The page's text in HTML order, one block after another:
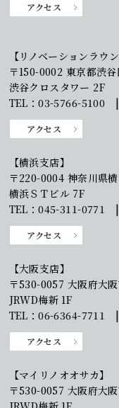
アクセス
【リノベーションラウン
〒150-0002 東京都渋
渋谷クロスタワー 2F
TEL：03-5766-5100
アクセス
【横浜支店】
〒220-0004 神奈川県
横浜ＳＴビル 7F
TEL：045-311-0771
アクセス
【大阪支店】
〒530-0057 大阪府大
JRWD梅新 1F
TEL：06-6364-7711
アクセス
【マイリノオオサカ】
〒530-0057 大阪府大